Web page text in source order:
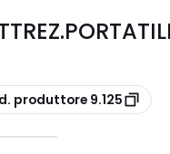
produttore 9.125